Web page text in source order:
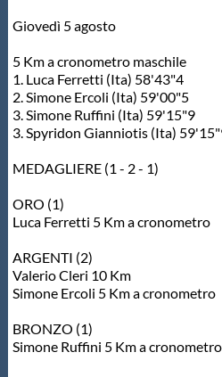
Giovedì 5 agosto
5 Km a cronometro maschile
1. Luca Ferretti (Ita) 58'43"4
2. Simone Ercoli (Ita) 59'00"5
3. Simone Ruffini (Ita) 59'15"9
3. Spyridon Gianniotis (Ita)
MEDAGLIERE (1 - 2 - 1)
ORO (1)
Luca Ferretti 5 Km a cronometro
ARGENTI (2)
Valerio Cleri 10 Km
Simone Ercoli 5 Km a cronometro
BRONZO (1)
Simone Ruffini 5 Km a cronometro